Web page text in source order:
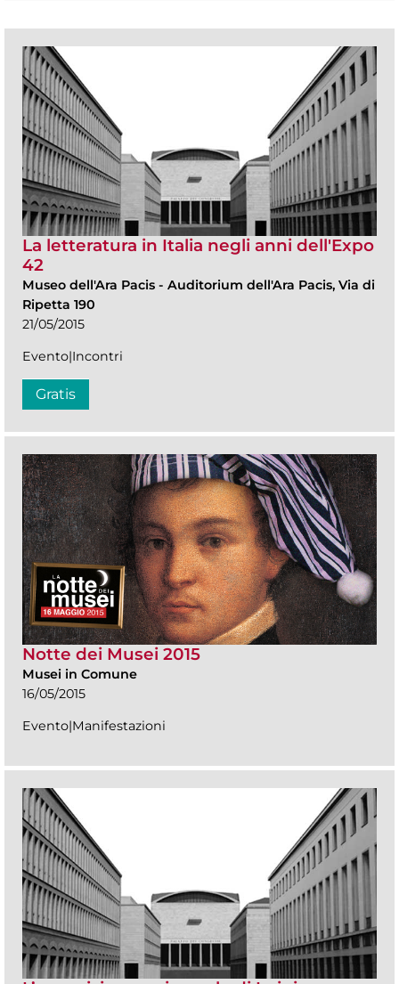
La letteratura in Italia negli anni dell'Expo
42
Museo dell'Ara Pacis - Auditorium dell'Ara Pacis, Via di
Ripetta 190
21/05/2015
Evento|Incontri
Gratis
Notte dei Musei 2015
Musei in Comune
16/05/2015
Evento|Manifestazioni